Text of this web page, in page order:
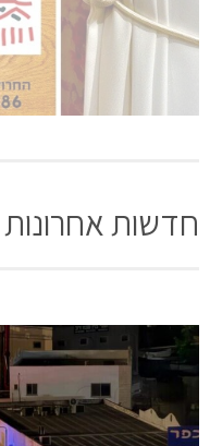
חדשות אחרונות